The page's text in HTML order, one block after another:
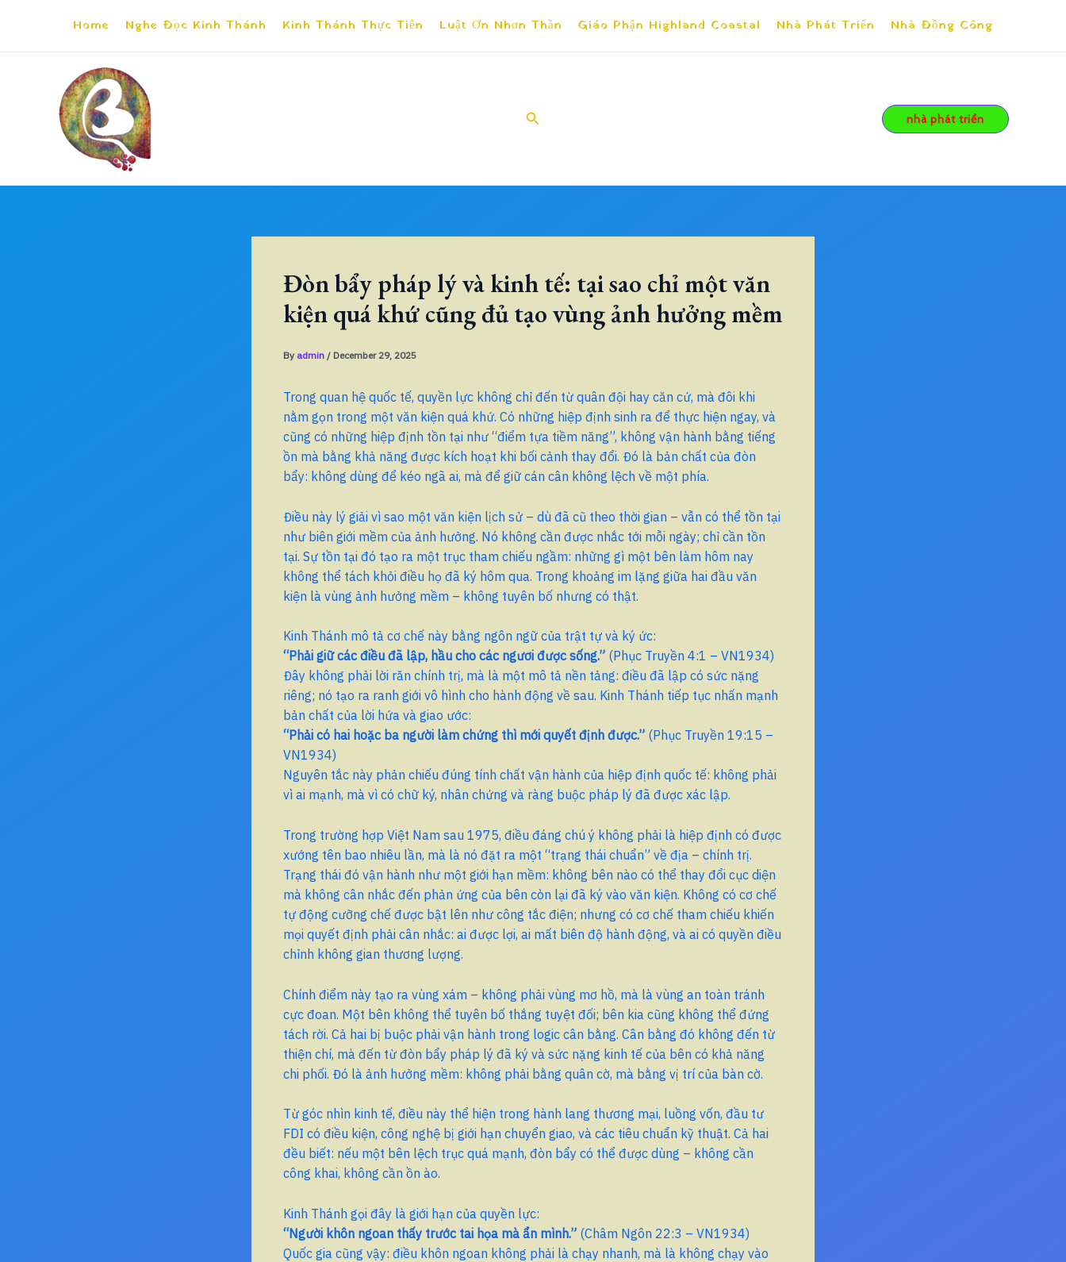
Home Nghe Đọc Kinh Thánh Kinh Thánh Thực Tiễn Luật Ơn Nhơn Thần Giáo Phận Highland Coastal Nhà Phát Triển Nhà Đồng Công
Search nhà phát triển
Đòn bẩy pháp lý và kinh tế: tại sao chỉ một văn
kiện quá khứ cũng đủ tạo vùng ảnh hưởng mềm
By admin / December 29, 2025
Trong quan hệ quốc tế, quyền lực không chỉ đến từ quân đội hay căn cứ, mà đôi khi
nằm gọn trong một văn kiện quá khứ. Có những hiệp định sinh ra để thực hiện ngay, và
cũng có những hiệp định tồn tại như “điểm tựa tiềm năng”, không vận hành bằng tiếng
ồn mà bằng khả năng được kích hoạt khi bối cảnh thay đổi. Đó là bản chất của đòn
bẩy: không dùng để kéo ngã ai, mà để giữ cán cân không lệch về một phía.
Điều này lý giải vì sao một văn kiện lịch sử – dù đã cũ theo thời gian – vẫn có thể tồn tại
như biên giới mềm của ảnh hưởng. Nó không cần được nhắc tới mỗi ngày; chỉ cần tồn
tại. Sự tồn tại đó tạo ra một trục tham chiếu ngầm: những gì một bên làm hôm nay
không thể tách khỏi điều họ đã ký hôm qua. Trong khoảng im lặng giữa hai đầu văn
kiện là vùng ảnh hưởng mềm – không tuyên bố nhưng có thật.
Kinh Thánh mô tả cơ chế này bằng ngôn ngữ của trật tự và ký ức:
“Phải giữ các điều đã lập, hầu cho các ngươi được sống.” (Phục Truyền 4:1 – VN1934)
Đây không phải lời răn chính trị, mà là một mô tả nền tảng: điều đã lập có sức nặng
riêng; nó tạo ra ranh giới vô hình cho hành động về sau. Kinh Thánh tiếp tục nhấn mạnh
bản chất của lời hứa và giao ước:
“Phải có hai hoặc ba người làm chứng thì mới quyết định được.” (Phục Truyền 19:15 –
VN1934)
Nguyên tắc này phản chiếu đúng tính chất vận hành của hiệp định quốc tế: không phải
vì ai mạnh, mà vì có chữ ký, nhân chứng và ràng buộc pháp lý đã được xác lập.
Trong trường hợp Việt Nam sau 1975, điều đáng chú ý không phải là hiệp định có được
xướng tên bao nhiêu lần, mà là nó đặt ra một “trạng thái chuẩn” về địa – chính trị.
Trạng thái đó vận hành như một giới hạn mềm: không bên nào có thể thay đổi cục diện
mà không cân nhắc đến phản ứng của bên còn lại đã ký vào văn kiện. Không có cơ chế
tự động cưỡng chế được bật lên như công tắc điện; nhưng có cơ chế tham chiếu khiến
mọi quyết định phải cân nhắc: ai được lợi, ai mất biên độ hành động, và ai có quyền điều
chỉnh không gian thương lượng.
Chính điểm này tạo ra vùng xám – không phải vùng mơ hồ, mà là vùng an toàn tránh
cực đoan. Một bên không thể tuyên bố thắng tuyệt đối; bên kia cũng không thể đứng
tách rời. Cả hai bị buộc phải vận hành trong logic cân bằng. Cân bằng đó không đến từ
thiện chí, mà đến từ đòn bẩy pháp lý đã ký và sức nặng kinh tế của bên có khả năng
chi phối. Đó là ảnh hưởng mềm: không phải bằng quân cờ, mà bằng vị trí của bàn cờ.
Từ góc nhìn kinh tế, điều này thể hiện trong hành lang thương mại, luồng vốn, đầu tư
FDI có điều kiện, công nghệ bị giới hạn chuyển giao, và các tiêu chuẩn kỹ thuật. Cả hai
đều biết: nếu một bên lệch trục quá mạnh, đòn bẩy có thể được dùng – không cần
công khai, không cần ồn ào.
Kinh Thánh gọi đây là giới hạn của quyền lực:
“Người khôn ngoan thấy trước tai họa mà ẩn mình.” (Châm Ngôn 22:3 – VN1934)
Quốc gia cũng vậy: điều khôn ngoan không phải là chạy nhanh, mà là không chạy vào